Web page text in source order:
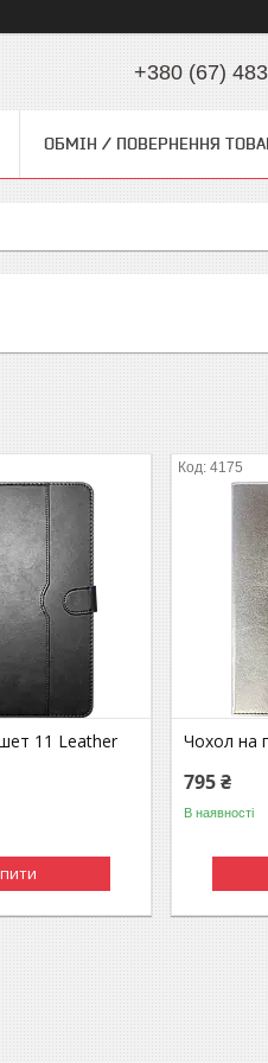
+380 (67)
ОБМІН / ПОВЕРНЕННЯ
11 Leather
4175
Чохол на
795 ₴
В наявності